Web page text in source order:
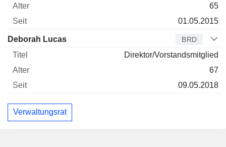
65
01.05.2015
Deborah Lucas BRD
Direktor/Vorstandsmitglied
67
09.05.2018
Verwaltungsrat